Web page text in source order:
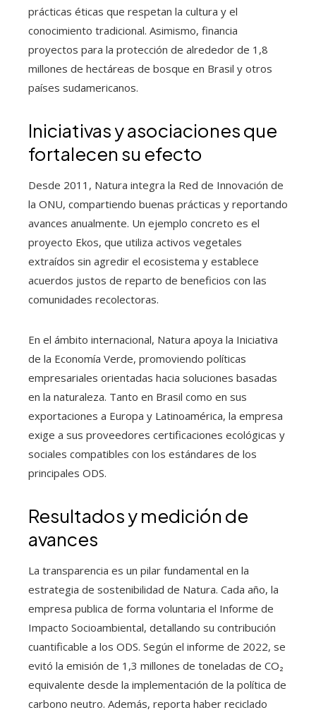
prácticas éticas que respetan la cultura y el
conocimiento tradicional. Asimismo, financia
proyectos para la protección de alrededor de 1,8
millones de hectáreas de bosque en Brasil y otros
países sudamericanos.
Iniciativas y asociaciones que
fortalecen su efecto
Desde 2011, Natura integra la Red de Innovación de
la ONU, compartiendo buenas prácticas y reportando
avances anualmente. Un ejemplo concreto es el
proyecto Ekos, que utiliza activos vegetales
extraídos sin agredir el ecosistema y establece
acuerdos justos de reparto de beneficios con las
comunidades recolectoras.
En el ámbito internacional, Natura apoya la Iniciativa
de la Economía Verde, promoviendo políticas
empresariales orientadas hacia soluciones basadas
en la naturaleza. Tanto en Brasil como en sus
exportaciones a Europa y Latinoamérica, la empresa
exige a sus proveedores certificaciones ecológicas y
sociales compatibles con los estándares de los
principales ODS.
Resultados y medición de
avances
La transparencia es un pilar fundamental en la
estrategia de sostenibilidad de Natura. Cada año, la
empresa publica de forma voluntaria el Informe de
Impacto Socioambiental, detallando su contribución
cuantificable a los ODS. Según el informe de 2022, se
evitó la emisión de 1,3 millones de toneladas de CO₂
equivalente desde la implementación de la política de
carbono neutro. Además, reporta haber reciclado